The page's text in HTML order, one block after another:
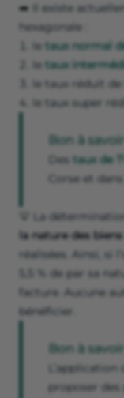
➡️ Il existe
hexagonale :
le taux normal
le taux
le taux réduit de
le taux super
Bon à savoir
Des taux de
Corse et
💡 La
la nature des
réalisées. Ainsi, si
5,5 % de par sa
facture. Aucune
bénéficier.
Bon à savoir
proposer